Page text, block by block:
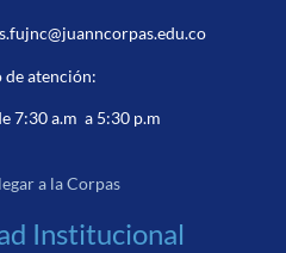
atención:
7:30 a.m a 5:30 p.m
a la Corpas
Institucional